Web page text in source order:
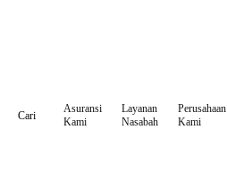
Cari
Asuransi
Kami
Layanan
Nasabah
Perusahaan
Kami